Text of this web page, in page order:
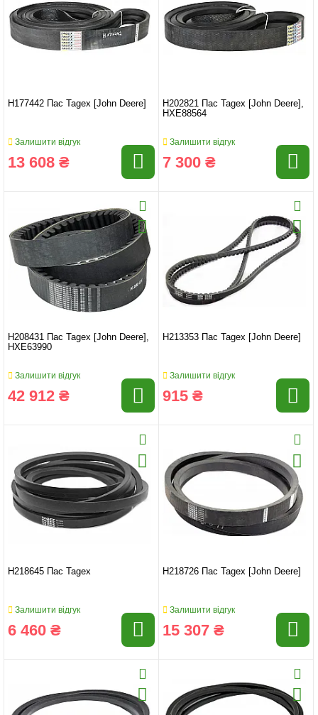
H177442 Пас Tagex [John Deere]
Залишити відгук
13 608 ₴
H202821 Пас Tagex [John Deere],
HXE88564
Залишити відгук
7 300 ₴
H208431 Пас Tagex [John Deere],
HXE63990
Залишити відгук
42 912 ₴
H213353 Пас Tagex [John Deere]
Залишити відгук
915 ₴
H218645 Пас Tagex
Залишити відгук
6 460 ₴
H218726 Пас Tagex [John Deere]
Залишити відгук
15 307 ₴